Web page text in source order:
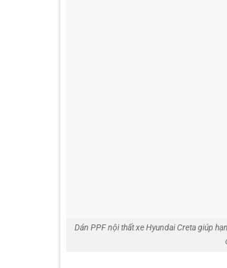
Dán PPF nội thất xe Hyundai Creta giúp